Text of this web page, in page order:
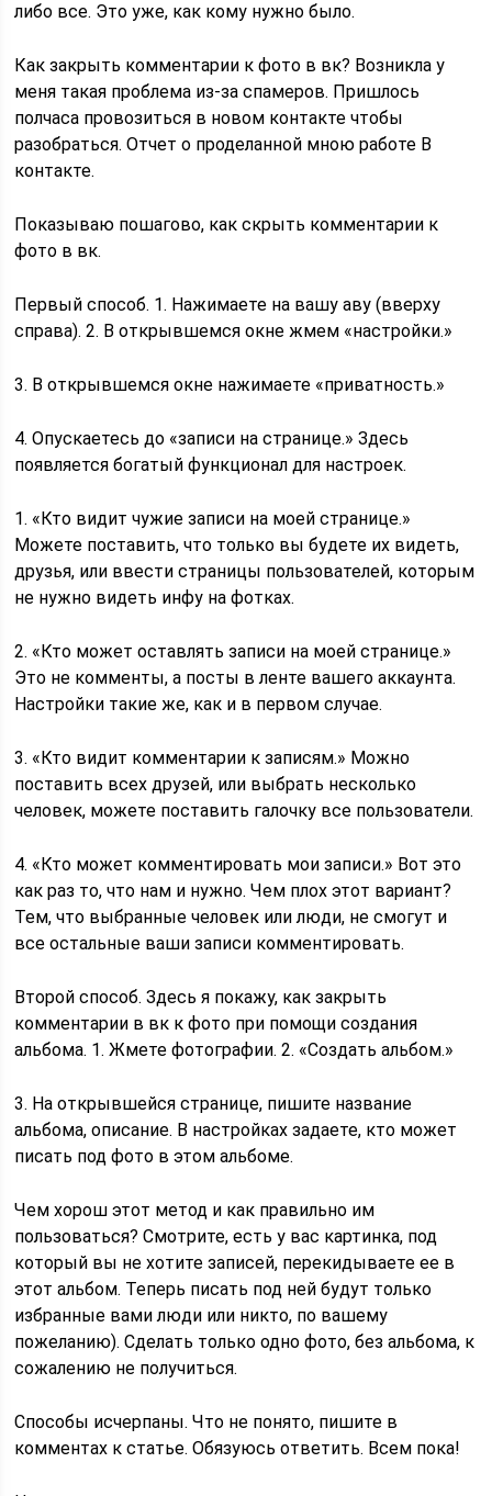
либо все. Это уже, как кому нужно было.
Как закрыть комментарии к фото в вк? Возникла у
меня такая проблема из-за спамеров. Пришлось
полчаса провозиться в новом контакте чтобы
разобраться. Отчет о проделанной мною работе В
контакте.
Показываю пошагово, как скрыть комментарии к
фото в вк.
Первый способ. 1. Нажимаете на вашу аву (вверху
справа). 2. В открывшемся окне жмем «настройки.»
3. В открывшемся окне нажимаете «приватность.»
4. Опускаетесь до «записи на странице.» Здесь
появляется богатый функционал для настроек.
1. «Кто видит чужие записи на моей странице.»
Можете поставить, что только вы будете их видеть,
друзья, или ввести страницы пользователей, которым
не нужно видеть инфу на фотках.
2. «Кто может оставлять записи на моей странице.»
Это не комменты, а посты в ленте вашего аккаунта.
Настройки такие же, как и в первом случае.
3. «Кто видит комментарии к записям.» Можно
поставить всех друзей, или выбрать несколько
человек, можете поставить галочку все пользователи.
4. «Кто может комментировать мои записи.» Вот это
как раз то, что нам и нужно. Чем плох этот вариант?
Тем, что выбранные человек или люди, не смогут и
все остальные ваши записи комментировать.
Второй способ. Здесь я покажу, как закрыть
комментарии в вк к фото при помощи создания
альбома. 1. Жмете фотографии. 2. «Создать альбом.»
3. На открывшейся странице, пишите название
альбома, описание. В настройках задаете, кто может
писать под фото в этом альбоме.
Чем хорош этот метод и как правильно им
пользоваться? Смотрите, есть у вас картинка, под
который вы не хотите записей, перекидываете ее в
этот альбом. Теперь писать под ней будут только
избранные вами люди или никто, по вашему
пожеланию). Сделать только одно фото, без альбома, к
сожалению не получиться.
Способы исчерпаны. Что не понято, пишите в
комментах к статье. Обязуюсь ответить. Всем пока!